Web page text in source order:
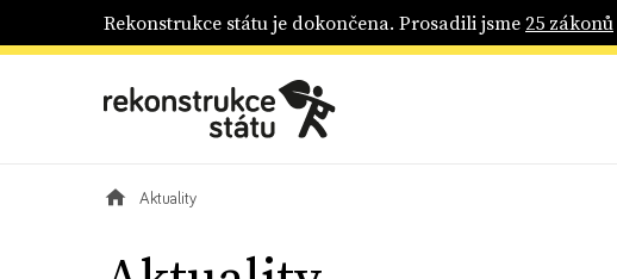
Rekonstrukce státu je dokončena. Prosadili jsme25 zákonů
Aktuality